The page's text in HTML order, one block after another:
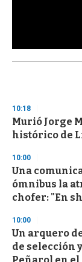
s
d
s
o
f
3
s
e
c
o
d
s
10:18
Murió Jorge
histórico de
10:00
Una
ómnibus la
chofer: "En
10:00
Un arquero
de selección